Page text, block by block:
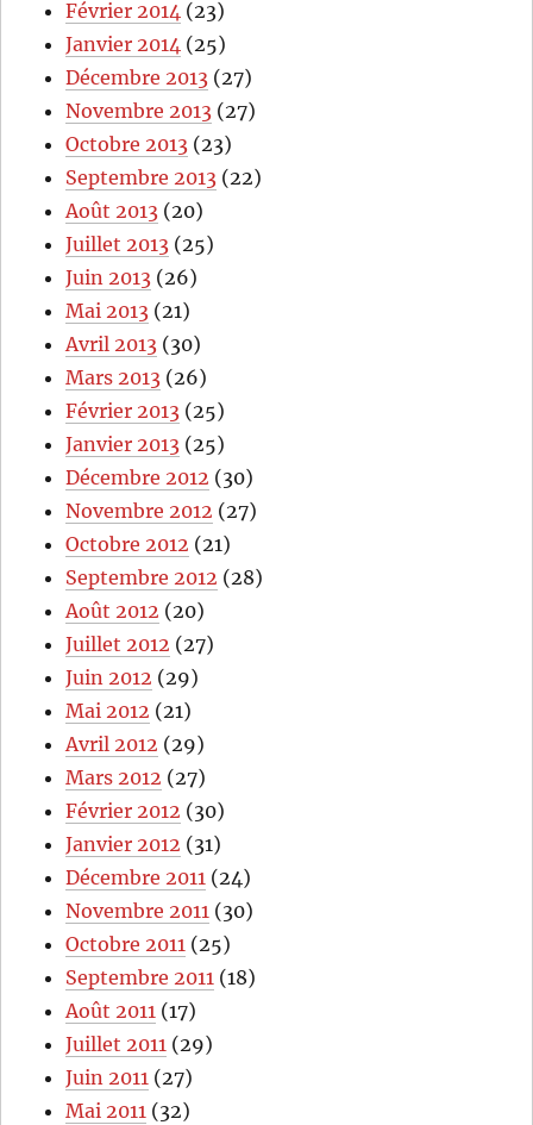
Février 2014 (23)
Janvier 2014 (25)
Décembre 2013 (27)
Novembre 2013 (27)
Octobre 2013 (23)
Septembre 2013 (22)
Août 2013 (20)
Juillet 2013 (25)
Juin 2013 (26)
Mai 2013 (21)
Avril 2013 (30)
Mars 2013 (26)
Février 2013 (25)
Janvier 2013 (25)
Décembre 2012 (30)
Novembre 2012 (27)
Octobre 2012 (21)
Septembre 2012 (28)
Août 2012 (20)
Juillet 2012 (27)
Juin 2012 (29)
Mai 2012 (21)
Avril 2012 (29)
Mars 2012 (27)
Février 2012 (30)
Janvier 2012 (31)
Décembre 2011 (24)
Novembre 2011 (30)
Octobre 2011 (25)
Septembre 2011 (18)
Août 2011 (17)
Juillet 2011 (29)
Juin 2011 (27)
Mai 2011 (32)